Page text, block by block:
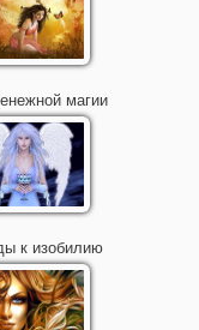
магии
к изобилию